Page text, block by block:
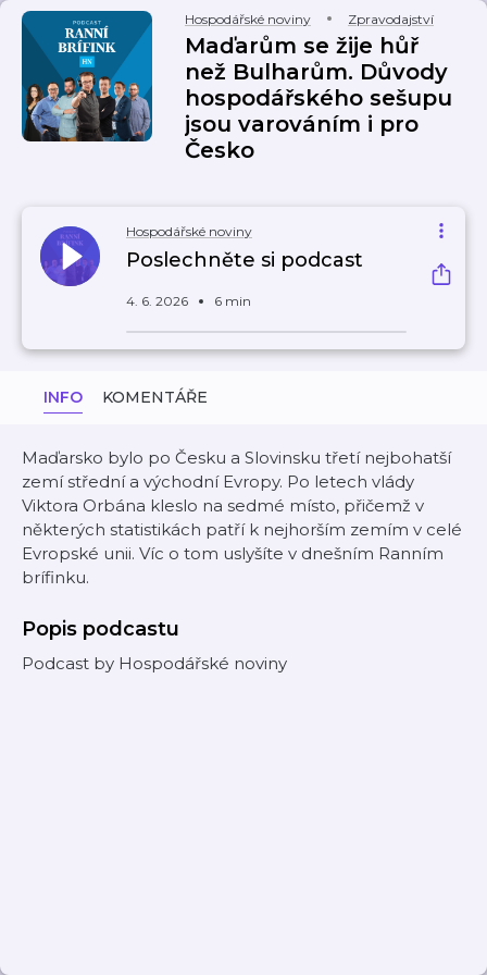
Hospodářské noviny Zpravodajství
Maďarům se žije hůř
než Bulharům. Důvody
hospodářského sešupu
jsou varováním i pro
Česko
Hospodářské noviny
Poslechněte si podcast
4. 6. 2026 6 min
INFO KOMENTÁŘE
Maďarsko bylo po Česku a Slovinsku třetí nejbohatší
zemí střední a východní Evropy. Po letech vlády
Viktora Orbána kleslo na sedmé místo, přičemž v
některých statistikách patří k nejhorším zemím v celé
Evropské unii. Víc o tom uslyšíte v dnešním Ranním
brífinku.
Popis podcastu
Podcast by Hospodářské noviny